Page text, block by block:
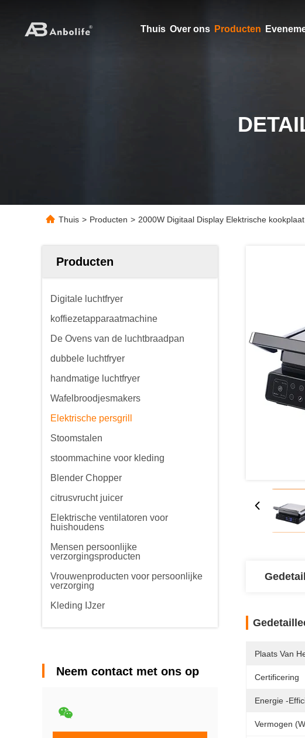
Thuis Over ons Producten
Thuis > Producten > 2000W Digitaal Display Elektrische
Producten
Digitale luchtfryer
koffiezetapparaatmachine
De Ovens van de luchtbraadpan
dubbele luchtfryer
handmatige luchtfryer
Wafelbroodjesmakers
Elektrische persgrill
Stoomstalen
stoommachine voor kleding
Blender Chopper
citrusvrucht juicer
Elektrische ventilatoren voor
huishoudens
Mensen persoonlijke
verzorgingsproducten
Vrouwenproducten voor persoonlijke
verzorging
Kleding IJzer
Neem contact met ons op
Plaats Van
Certificering
Energie -
Vermogen